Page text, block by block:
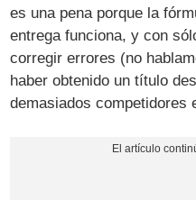
es una pena porque la
entrega funciona, y con
corregir errores (no
haber obtenido un título
demasiados competidores